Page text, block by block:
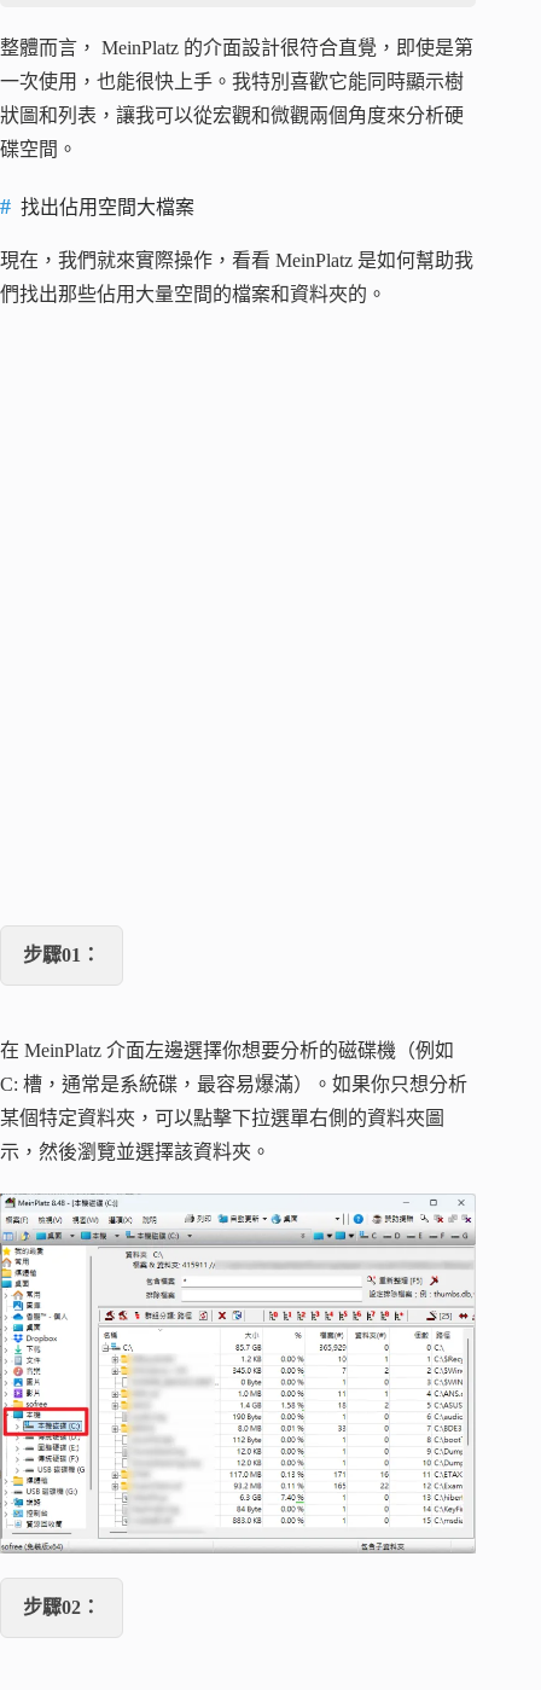
整體而言， MeinPlatz 的介面設計很符合直覺，即使是第
一次使用，也能很快上手。我特別喜歡它能同時顯示樹
狀圖和列表，讓我可以從宏觀和微觀兩個角度來分析硬
碟空間。
找出佔用空間大檔案
現在，我們就來實際操作，看看 MeinPlatz 是如何幫助我
們找出那些佔用大量空間的檔案和資料夾的。
步驟01：
在 MeinPlatz 介面左邊選擇你想要分析的磁碟機（例如
C: 槽，通常是系統碟，最容易爆滿）。如果你只想分析
某個特定資料夾，可以點擊下拉選單右側的資料夾圖
示，然後瀏覽並選擇該資料夾。
步驟02：